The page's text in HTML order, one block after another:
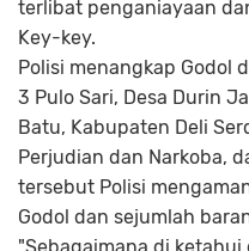
terlibat penganiayaan
Key-key.
Polisi menangkap Godol
3 Pulo Sari, Desa Durin
Batu, Kabupaten Deli
Perjudian dan Narkoba,
tersebut Polisi
Godol dan sejumlah